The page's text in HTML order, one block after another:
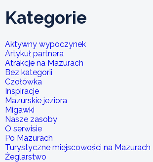
Kategorie
Aktywny wypoczynek
Artykuł partnera
Atrakcje na Mazurach
Bez kategorii
Czołówka
Inspiracje
Mazurskie jeziora
Migawki
Nasze zasoby
O serwisie
Po Mazurach
Turystyczne miejscowości na Mazurach
Żeglarstwo